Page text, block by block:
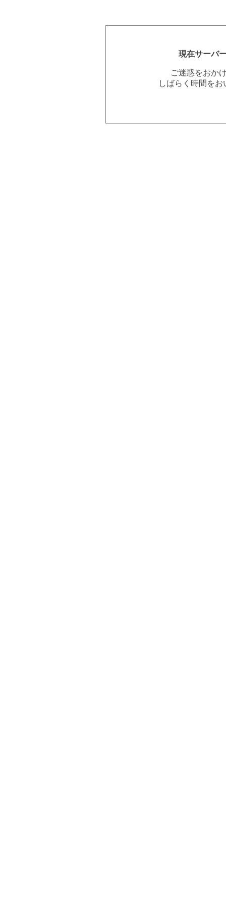
現在サーバ
ご迷惑をおか
しばらく時間を